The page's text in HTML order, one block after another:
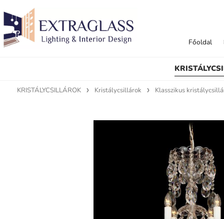
Főoldal
KRISTÁLYCSILLÁROK Kristálycsillárok Klasszikus